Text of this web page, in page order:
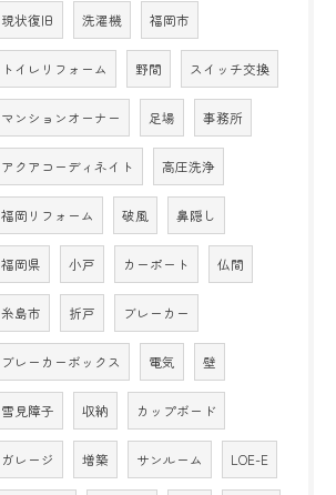
現状復旧 洗濯機 福岡市
トイレリフォーム 野間 スイッチ交換
マンションオーナー 足場 事務所
アクアコーディネイト 高圧洗浄
福岡リフォーム 破風 鼻隠し
福岡県 小戸 カーポート 仏間
糸島市 折戸 ブレーカー
ブレーカーボックス 電気 壁
雪見障子 収納 カップボード
ガレージ 増築 サンルーム LOE-E